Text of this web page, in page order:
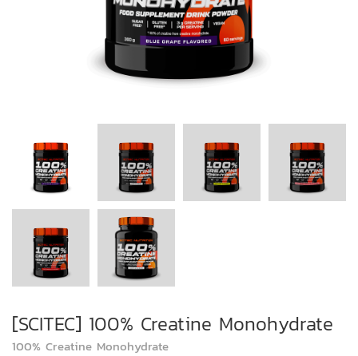
[SCITEC] 100% Creatine Monohydrate
100% Creatine Monohydrate